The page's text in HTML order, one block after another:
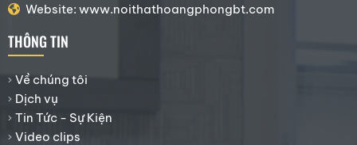
Website: www.noithathoangphongbt.com
THÔNG TIN
Về chúng tôi
Dịch vụ
Tin Tức - Sự Kiện
Video clips